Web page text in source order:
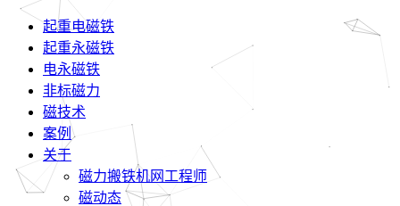
起重电磁铁
起重永磁铁
电永磁铁
非标磁力
磁技术
案例
关于
磁力搬铁机网工程师
磁动态